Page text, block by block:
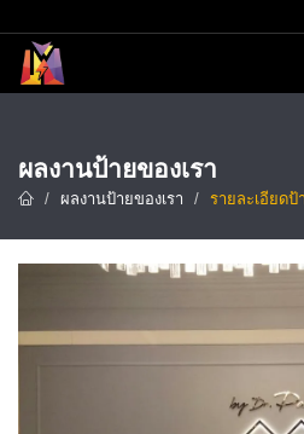
ผลงานป้ายของเรา
ผลงานป้ายของเรา รายละเอียด